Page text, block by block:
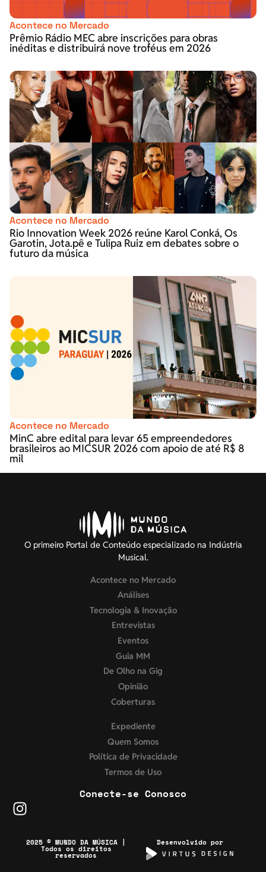
Acontece no Mercado
Prêmio Rádio MEC abre inscrições para obras
inéditas e distribuirá nove troféus em 2026
Acontece no Mercado
Rio Innovation Week 2026 reúne Karol Conká, Os
Garotin, Jota.pê e Tulipa Ruiz em debates sobre o
futuro da música
Acontece no Mercado
MinC abre edital para levar 65 empreendedores
brasileiros ao MICSUR 2026 com apoio de até R$ 8
mil
O primeiro Portal de Conteúdo especializado na Indústria
Musical.
Acontece no Mercado
Análises
Tecnologia & Inovação
Entrevistas
Eventos
Guia MM
De Olho na Gig
Opinião
Coberturas
Expediente
Quem Somos
Política de Privacidade
Termos de Uso
Conecte-se Conosco
2025 © MUNDO DA MÚSICA |
Todos os direitos
reservados
Desenvolvido por